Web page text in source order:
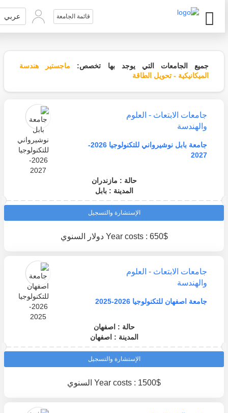
قائمة الجامعة عربي
جميع الجامعات التي يوجد بها تخصص:
ماجستير هندسة
الميكانيكية - تحويل الطاقة
جامعات الابتعاث - العلوم
والهندسة
جامعة بابل نوشيرواني للتكنولوجيا 2026-
2027
حالة : مازندران
المدينة : بابل
الإستشارة والتسجيل
Year costs : 650$ دولار السنوي
جامعات الابتعاث - العلوم
والهندسة
جامعة اصفهان للتكنولوجيا 2026-2025
حالة : اصفهان
المدينة : اصفهان
الإستشارة والتسجيل
Year costs : 1500$ السنوي